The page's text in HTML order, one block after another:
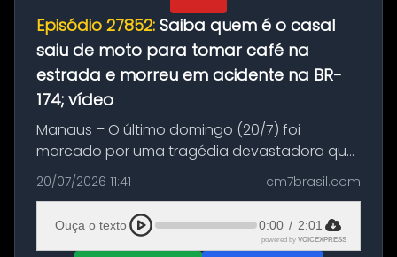
Episódio 27852: Saiba quem é o casal
saiu de moto para tomar café na
estrada e morreu em acidente na BR-
174; vídeo
Manaus – O último domingo (20/7) foi
marcado por uma tragédia devastadora que
resultou na morte precoce de dois jovens na
BR-174, na zona rural de Manaus. Um passeio
com destino a um típico café regio...
20/07/2026 11:41 cm7brasil.com
Ouça o texto 0:00 / 2:01
powered by VOICEXPRESS